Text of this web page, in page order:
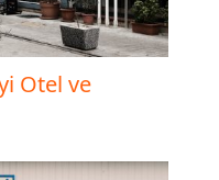
Otel ve